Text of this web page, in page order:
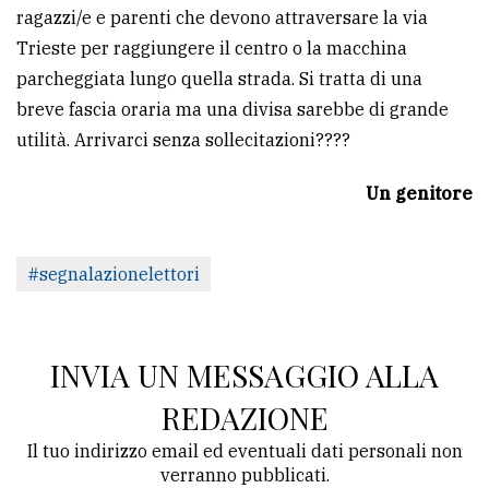
ragazzi/e e parenti che devono attraversare la via
Trieste per raggiungere il centro o la macchina
parcheggiata lungo quella strada. Si tratta di una
breve fascia oraria ma una divisa sarebbe di grande
utilità. Arrivarci senza sollecitazioni????
Un genitore
#segnalazionelettori
INVIA UN MESSAGGIO ALLA
REDAZIONE
Il tuo indirizzo email ed eventuali dati personali non
verranno pubblicati.